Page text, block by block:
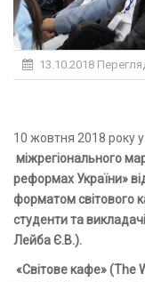
13.10.2018
10 жовтня 2018 року
міжрегіонального
реформах України»
форматом світового
студенти та
Лейба Є.В.).
«Світове кафе» (The